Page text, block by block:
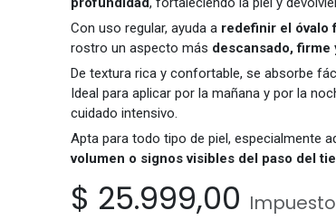
Con uso regular, ayuda a redefinir el óvalo
rostro un aspecto más descansado, firme
De textura rica y confortable, se absorbe
Ideal para aplicar por la mañana y por la
cuidado intensivo.
Apta para todo tipo de piel, especialmente
volumen o signos visibles del paso del
$ 25.999,00